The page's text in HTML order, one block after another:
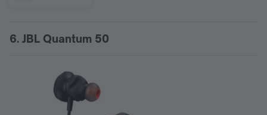
6. JBL Quantum 50